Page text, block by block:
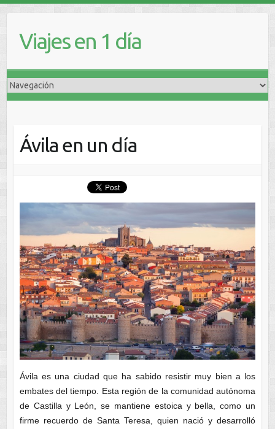
Viajes en 1 día
Ávila en un día
Ávila es una ciudad que ha sabido resistir muy bien a los
embates del tiempo. Esta región de la comunidad autónoma
de Castilla y León, se mantiene estoica y bella, como un
firme recuerdo de Santa Teresa, quien nació y desarrolló